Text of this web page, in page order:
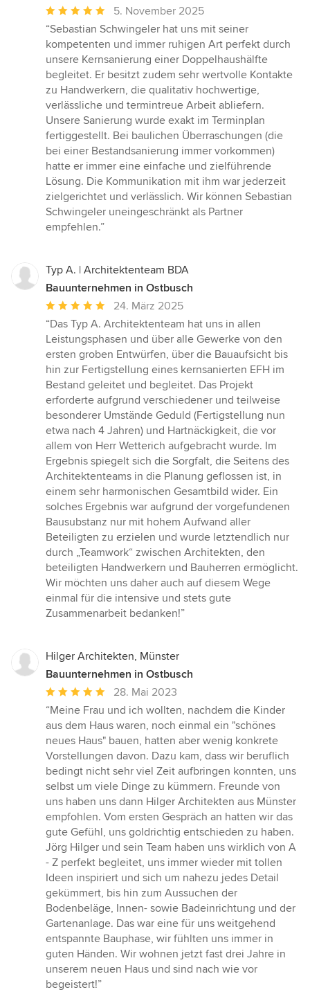
Durchschnittliche
Bewertung:
5
von
5
Sternen
5. November 2025
“Sebastian Schwingeler hat uns mit seiner
kompetenten und immer ruhigen Art perfekt durch
unsere Kernsanierung einer Doppelhaushälfte
begleitet. Er besitzt zudem sehr wertvolle Kontakte
zu Handwerkern, die qualitativ hochwertige,
verlässliche und termintreue Arbeit abliefern.
Unsere Sanierung wurde exakt im Terminplan
fertiggestellt. Bei baulichen Überraschungen (die
bei einer Bestandsanierung immer vorkommen)
hatte er immer eine einfache und zielführende
Lösung. Die Kommunikation mit ihm war jederzeit
zielgerichtet und verlässlich. Wir können Sebastian
Schwingeler uneingeschränkt als Partner
empfehlen.”
Typ A. | Architektenteam BDA
Bauunternehmen in Ostbusch
Durchschnittliche
Bewertung:
5
von
5
Sternen
24. März 2025
“Das Typ A. Architektenteam hat uns in allen
Leistungsphasen und über alle Gewerke von den
ersten groben Entwürfen, über die Bauaufsicht bis
hin zur Fertigstellung eines kernsanierten EFH im
Bestand geleitet und begleitet. Das Projekt
erforderte aufgrund verschiedener und teilweise
besonderer Umstände Geduld (Fertigstellung nun
etwa nach 4 Jahren) und Hartnäckigkeit, die vor
allem von Herr Wetterich aufgebracht wurde. Im
Ergebnis spiegelt sich die Sorgfalt, die Seitens des
Architektenteams in die Planung geflossen ist, in
einem sehr harmonischen Gesamtbild wider. Ein
solches Ergebnis war aufgrund der vorgefundenen
Bausubstanz nur mit hohem Aufwand aller
Beteiligten zu erzielen und wurde letztendlich nur
durch „Teamwork“ zwischen Architekten, den
beteiligten Handwerkern und Bauherren ermöglicht.
Wir möchten uns daher auch auf diesem Wege
einmal für die intensive und stets gute
Zusammenarbeit bedanken!”
Hilger Architekten, Münster
Bauunternehmen in Ostbusch
Durchschnittliche
Bewertung:
5
von
5
Sternen
28. Mai 2023
“Meine Frau und ich wollten, nachdem die Kinder
aus dem Haus waren, noch einmal ein "schönes
neues Haus" bauen, hatten aber wenig konkrete
Vorstellungen davon. Dazu kam, dass wir beruflich
bedingt nicht sehr viel Zeit aufbringen konnten, uns
selbst um viele Dinge zu kümmern. Freunde von
uns haben uns dann Hilger Architekten aus Münster
empfohlen. Vom ersten Gespräch an hatten wir das
gute Gefühl, uns goldrichtig entschieden zu haben.
Jörg Hilger und sein Team haben uns wirklich von A
- Z perfekt begleitet, uns immer wieder mit tollen
Ideen inspiriert und sich um nahezu jedes Detail
gekümmert, bis hin zum Aussuchen der
Bodenbeläge, Innen- sowie Badeinrichtung und der
Gartenanlage. Das war eine für uns weitgehend
entspannte Bauphase, wir fühlten uns immer in
guten Händen. Wir wohnen jetzt fast drei Jahre in
unserem neuen Haus und sind nach wie vor
begeistert!”